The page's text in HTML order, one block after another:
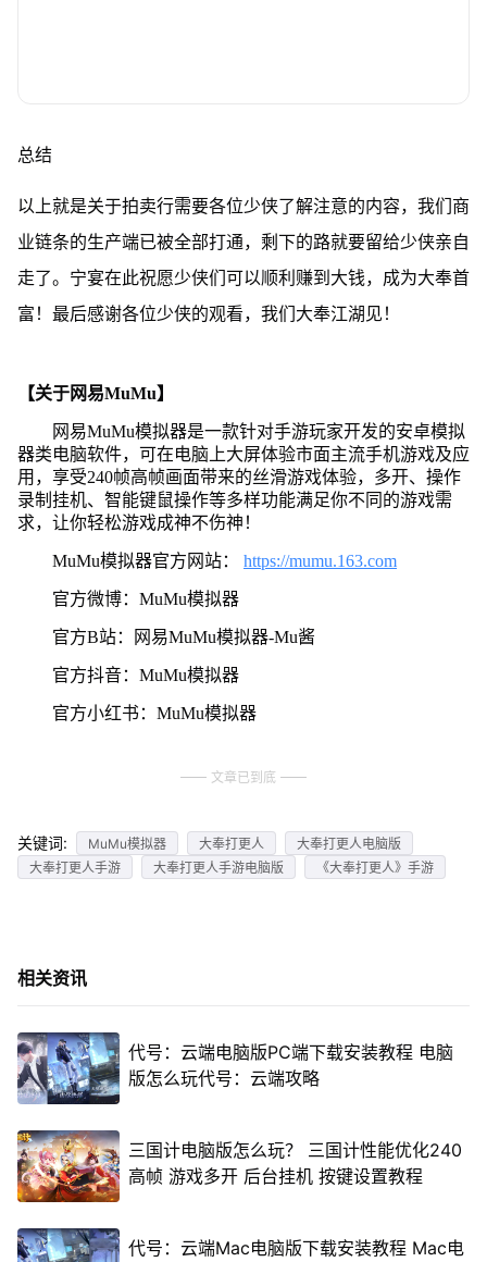
总结
以上就是关于拍卖行需要各位少侠了解注意的内容，我们商
业链条的生产端已被全部打通，剩下的路就要留给少侠亲自
走了。宁宴在此祝愿少侠们可以顺利赚到大钱，成为大奉首
富！最后感谢各位少侠的观看，我们大奉江湖见！
【关于网易MuMu】
网易MuMu模拟器是一款针对手游玩家开发的安卓模拟
器类电脑软件，可在电脑上大屏体验市面主流手机游戏及应
用，享受240帧高帧画面带来的丝滑游戏体验，多开、操作
录制挂机、智能键鼠操作等多样功能满足你不同的游戏需
求，让你轻松游戏成神不伤神！
MuMu模拟器官方网站： https://mumu.163.com
官方微博：MuMu模拟器
官方B站：网易MuMu模拟器-Mu酱
官方抖音：MuMu模拟器
官方小红书：MuMu模拟器
文章已到底
关键词: MuMu模拟器 大奉打更人
大奉打更人电脑版
大奉打更人手游
大奉打更人手游电脑版 《大奉打更人》手游
相关资讯
代号：云端电脑版PC端下载安装教程 电脑
版怎么玩代号：云端攻略
三国计电脑版怎么玩？ 三国计性能优化240
高帧 游戏多开 后台挂机 按键设置教程
代号：云端Mac电脑版下载安装教程 Mac电